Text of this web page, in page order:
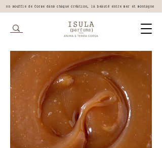
Un souffle de Corse dans chaque création, la beauté entre mer et montagne